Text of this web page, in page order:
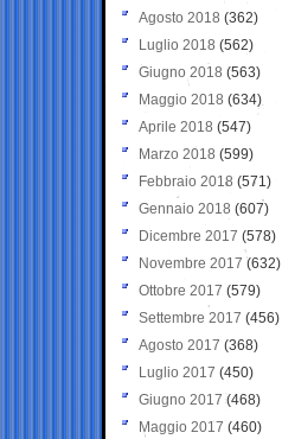
Agosto 2018 (362)
Luglio 2018 (562)
Giugno 2018 (563)
Maggio 2018 (634)
Aprile 2018 (547)
Marzo 2018 (599)
Febbraio 2018 (571)
Gennaio 2018 (607)
Dicembre 2017 (578)
Novembre 2017 (632)
Ottobre 2017 (579)
Settembre 2017 (456)
Agosto 2017 (368)
Luglio 2017 (450)
Giugno 2017 (468)
Maggio 2017 (460)